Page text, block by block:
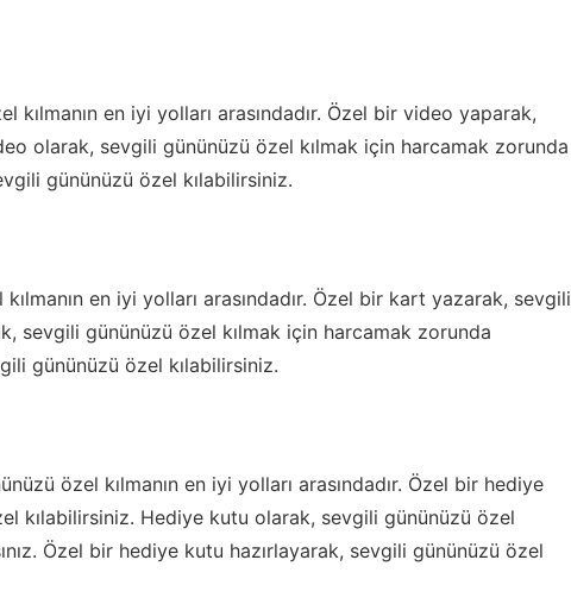
en iyi yolları arasındadır. Özel bir video yaparak,
olarak, sevgili gününüzü özel kılmak için harcamak zorunda
gününüzü özel kılabilirsiniz.
en iyi yolları arasındadır. Özel bir kart yazarak, sevgili
sevgili gününüzü özel kılmak için harcamak zorunda
gününüzü özel kılabilirsiniz.
özel kılmanın en iyi yolları arasındadır. Özel bir hediye
kılabilirsiniz. Hediye kutu olarak, sevgili gününüzü özel
Özel bir hediye kutu hazırlayarak, sevgili gününüzü özel